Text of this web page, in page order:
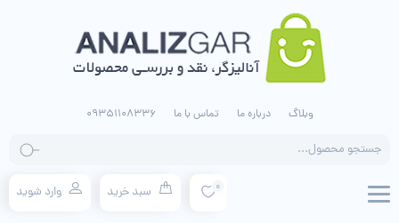
وبلاگ درباره ما تماس با ما 09351108336
محصولات
0 سبد خرید وارد شوید